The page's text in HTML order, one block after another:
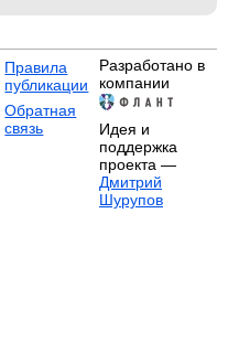
Правила
публикации
Обратная
связь
Разработано в
компании
Идея и
поддержка
проекта —
Дмитрий
Шурупов